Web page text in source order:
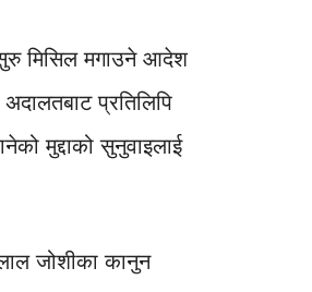
मिसिल मगाउने आदेश
प्रतिलिपि
मुद्दाको सुनुवाइलाई
जोशीका कानुन